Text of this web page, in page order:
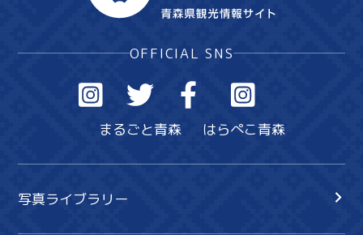
OFFICIAL SNS
まるごと青森 はらぺこ青森
写真ライブラリー